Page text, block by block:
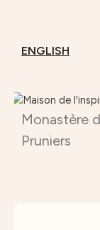
ENGLISH
Monastère
Pruniers